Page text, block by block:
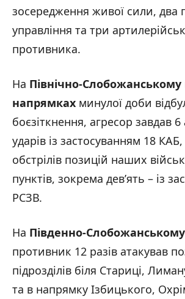
зосередження живої сили, два
управління та три
противника.
На Північно-Слобожанському
напрямках минулої доби
боєзіткнення, агресор завдав 6
ударів із застосуванням 18
обстрілів позицій наших
пунктів, зокрема дев’ять – із
РСЗВ.
На Південно-
противник 12 разів атакував
підрозділів біля Стариці,
та в напрямку Ізбицького,